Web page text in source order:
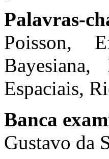
Palavras-
Poisson,
Bayesiana,
Espaciais,
Banca
Gustavo da